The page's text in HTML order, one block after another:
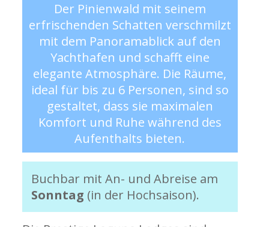
Der Pinienwald mit seinem
erfrischenden Schatten verschmilzt
mit dem Panoramablick auf den
Yachthafen und schafft eine
elegante Atmosphäre. Die Räume,
ideal für bis zu 6 Personen, sind so
gestaltet, dass sie maximalen
Komfort und Ruhe während des
Aufenthalts bieten.
Buchbar mit An- und Abreise am
Sonntag (in der Hochsaison).